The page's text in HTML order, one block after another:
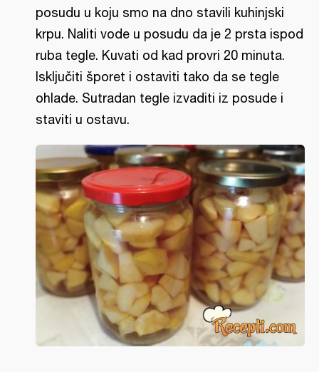
posudu u koju smo na dno stavili kuhinjski
krpu. Naliti vode u posudu da je 2 prsta ispod
ruba tegle. Kuvati od kad provri 20 minuta.
Isključiti šporet i ostaviti tako da se tegle
ohlade. Sutradan tegle izvaditi iz posude i
staviti u ostavu.